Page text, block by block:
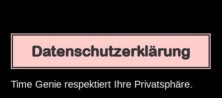
Datenschutzerklärung
Time Genie respektiert Ihre Privatsphäre.